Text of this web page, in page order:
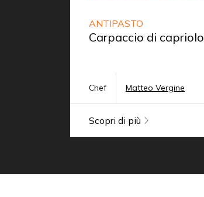
ANTIPASTO
Carpaccio di capriolo
Chef Matteo Vergine
Scopri di più